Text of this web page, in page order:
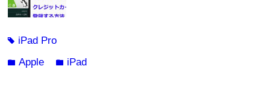
tag iPad Pro
folderApple folder iPad